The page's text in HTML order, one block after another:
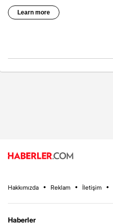
Hakkımızda Reklam İletişim
Haberler